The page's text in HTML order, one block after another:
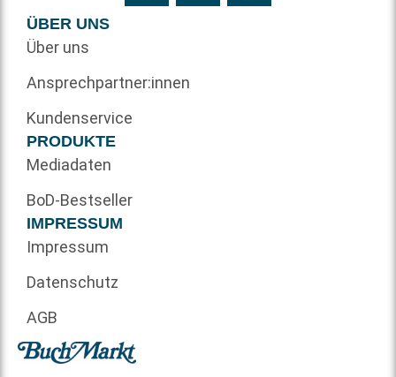
ÜBER UNS
Über uns
Ansprechpartner:innen
Kundenservice
PRODUKTE
Mediadaten
BoD-Bestseller
IMPRESSUM
Impressum
Datenschutz
AGB